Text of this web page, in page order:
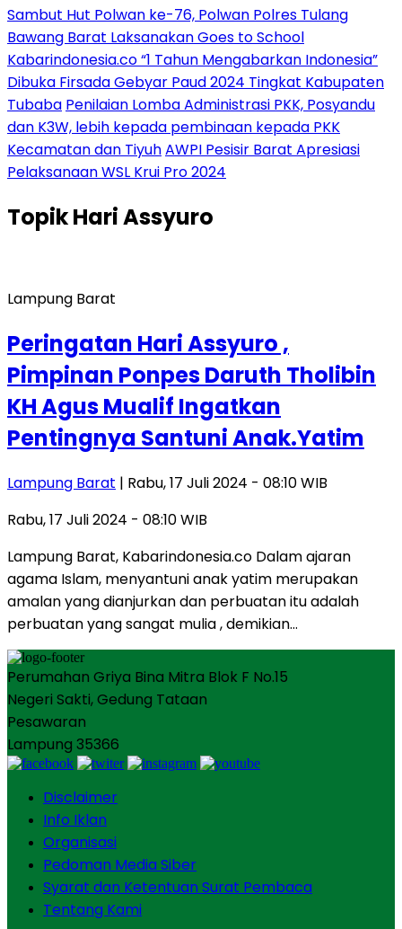
Sambut Hut Polwan ke-76, Polwan Polres Tulang
Bawang Barat Laksanakan Goes to School
Kabarindonesia.co “1 Tahun Mengabarkan Indonesia”
Dibuka Firsada Gebyar Paud 2024 Tingkat Kabupaten
Tubaba Penilaian Lomba Administrasi PKK, Posyandu
dan K3W, lebih kepada pembinaan kepada PKK
Kecamatan dan TiyuhAWPI Pesisir Barat Apresiasi
Pelaksanaan WSL Krui Pro 2024
TopikHari Assyuro
Lampung Barat
Peringatan Hari Assyuro ,
Pimpinan Ponpes Daruth Tholibin
KH Agus Mualif Ingatkan
Pentingnya Santuni Anak.Yatim
Lampung Barat | Rabu, 17 Juli 2024 - 08:10 WIB
Rabu, 17 Juli 2024 - 08:10 WIB
Lampung Barat, Kabarindonesia.co Dalam ajaran
agama Islam, menyantuni anak yatim merupakan
amalan yang dianjurkan dan perbuatan itu adalah
perbuatan yang sangat mulia , demikian…
Perumahan Griya Bina Mitra Blok F No.15
Negeri Sakti, Gedung Tataan
Pesawaran
Lampung 35366
Disclaimer
Info Iklan
Organisasi
Pedoman Media Siber
Syarat dan Ketentuan Surat Pembaca
Tentang Kami